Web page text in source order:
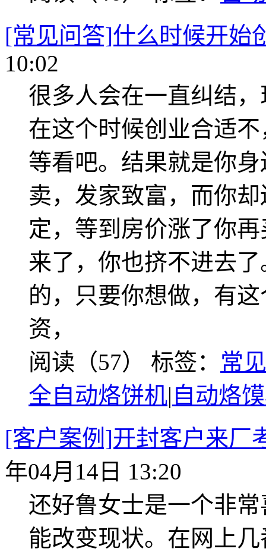
[常见问答]什么时候开始
10:02
很多人会在一直纠结
在这个时候创业合适
等看吧。结果就是你
卖，发家致富，而你
定，等到房价涨了你
来了，你也挤不进去
的，只要你想做，有
资，
阅读（57） 标签： 常
全自动烙饼机| 自动烙
[客户案例]开封客户来厂
年04月14日 13:20
还好鲁女士是一个非
能改变现状。在网上